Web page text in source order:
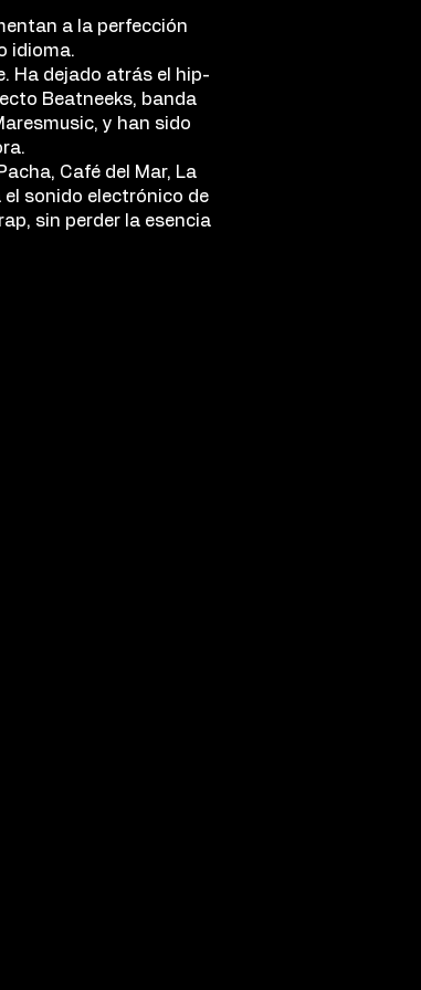
a la perfección
idioma.
Ha dejado atrás el hip-
Beatneeks, banda
y han sido
Café del Mar, La
el sonido electrónico de
sin perder la esencia